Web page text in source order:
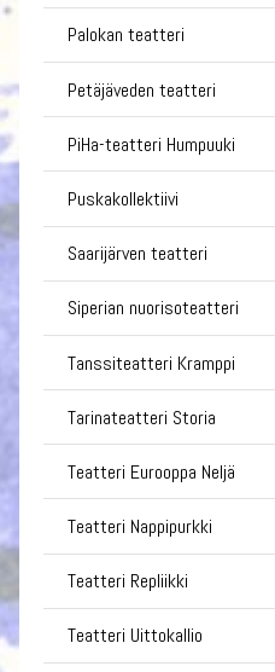
Palokan teatteri
Petäjäveden teatteri
PiHa-teatteri Humpuuki
Puskakollektiivi
Saarijärven teatteri
Siperian nuorisoteatteri
Tanssiteatteri Kramppi
Tarinateatteri Storia
Teatteri Eurooppa Neljä
Teatteri Nappipurkki
Teatteri Repliikki
Teatteri Uittokallio